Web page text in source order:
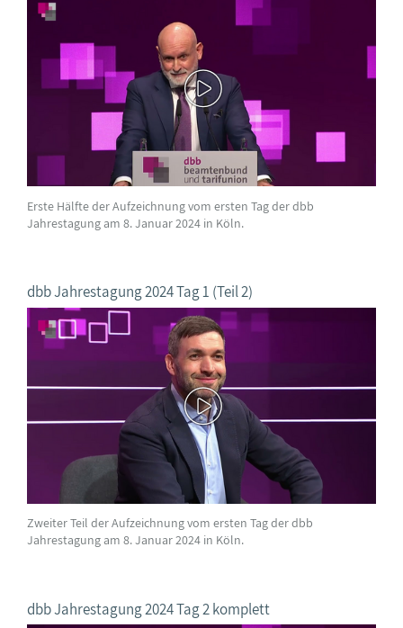
Erste Hälfte der Aufzeichnung vom ersten Tag der dbb
Jahrestagung am 8. Januar 2024 in Köln.
dbb Jahrestagung 2024 Tag 1 (Teil 2)
Zweiter Teil der Aufzeichnung vom ersten Tag der dbb
Jahrestagung am 8. Januar 2024 in Köln.
dbb Jahrestagung 2024 Tag 2 komplett